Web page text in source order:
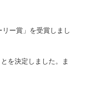
ー賞」を受賞しまし
を決定しました。ま